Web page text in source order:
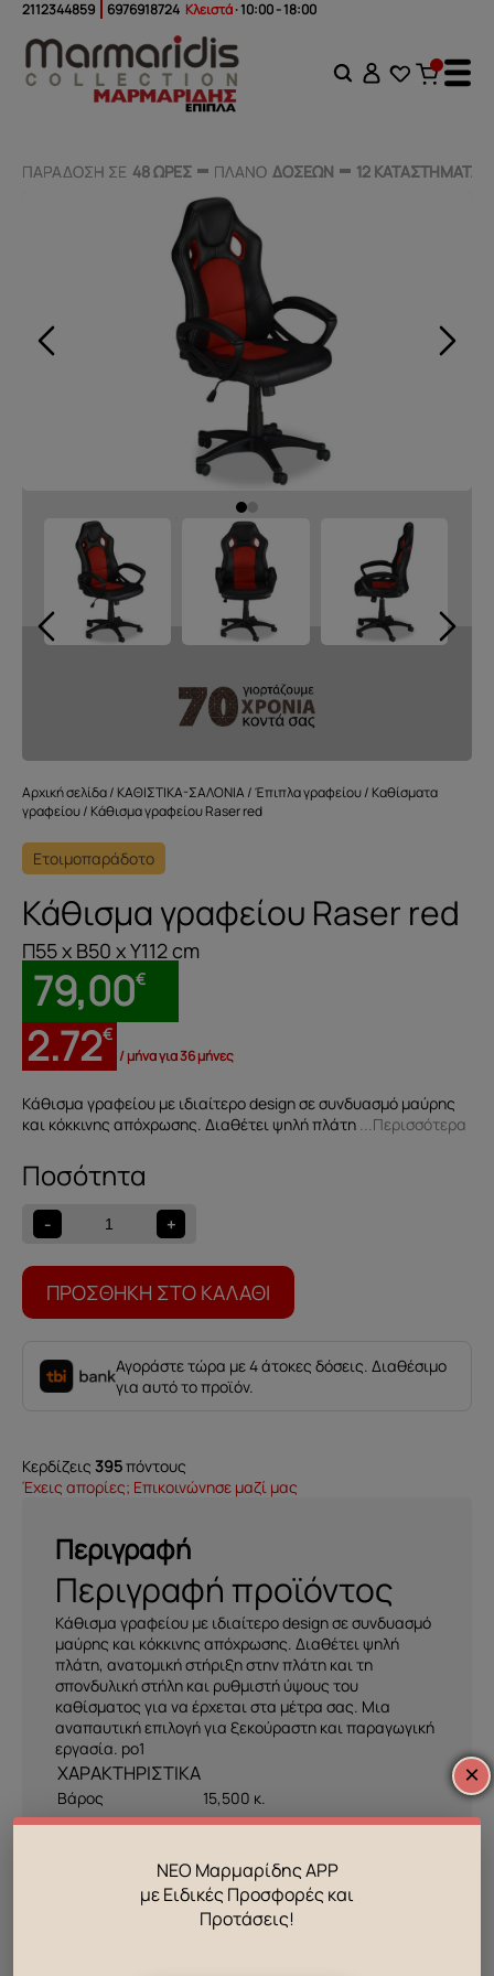
2112344859 6976918724 Κλειστά· 10:00 - 18:00
ΠΑΡΑΔΟΣΗ ΣΕ 48 ΩΡΕΣ ΠΛΑΝΟ ΔΟΣΕΩΝ 12 ΚΑΤΑΣΤΗΜΑΤΑ
ΠΑΡΑΔΟΣΗ ΣΕ 48 ΩΡΕΣ ΠΛΑΝΟ ΔΟΣΕΩΝ 12 ΚΑΤΑΣΤΗΜΑΤΑ
Αρχική σελίδα/ ΚΑΘΙΣΤΙΚΑ-ΣΑΛΟΝΙΑ/Έπιπλα γραφείου/ Καθίσματα
γραφείου/ Κάθισμα γραφείου Raser red
Ετοιμοπαράδοτο
Κάθισμα γραφείου Raser red
Π55 x Β50 x Υ112 cm
79,00€
2.72€
/ μήνα για 36 μήνες
Kάθισμα γραφείου με ιδιαίτερο design σε συνδυασμό μαύρης
και κόκκινης απόχρωσης. Διαθέτει ψηλή πλάτη ...Περισσότερα
-
Κάθισμα
γραφείου
Raser
red
+
ΠΡΟΣΘΉΚΗ ΣΤΟ ΚΑΛΆΘΙ
Αγοράστε τώρα με 4 άτοκες δόσεις. Διαθέσιμο
για αυτό το προϊόν.
Κερδίζεις 395πόντους
Έχεις απορίες; Επικοινώνησε μαζί μας
Περιγραφή
Περιγραφή προϊόντος
Kάθισμα γραφείου με ιδιαίτερο design σε συνδυασμό
μαύρης και κόκκινης απόχρωσης. Διαθέτει ψηλή
πλάτη, ανατομική στήριξη στην πλάτη και τη
σπονδυλική στήλη και ρυθμιστή ύψους του
καθίσματος για να έρχεται στα μέτρα σας. Μια
αναπαυτική επιλογή για ξεκούραστη και παραγωγική
εργασία. po1
Βάρος 15,500 κ.
ΣΥΣΚΕΥΑΣΙΑ
Πακέτα συσκευασίας
1
×
ΝΕΟ Μαρμαρίδης APP
με Ειδικές Προσφορές και
Προτάσεις!